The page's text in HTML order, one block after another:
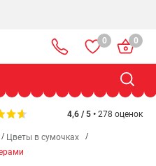
0 0
4,6 / 5 • 278 оценок
Цветы в сумочках